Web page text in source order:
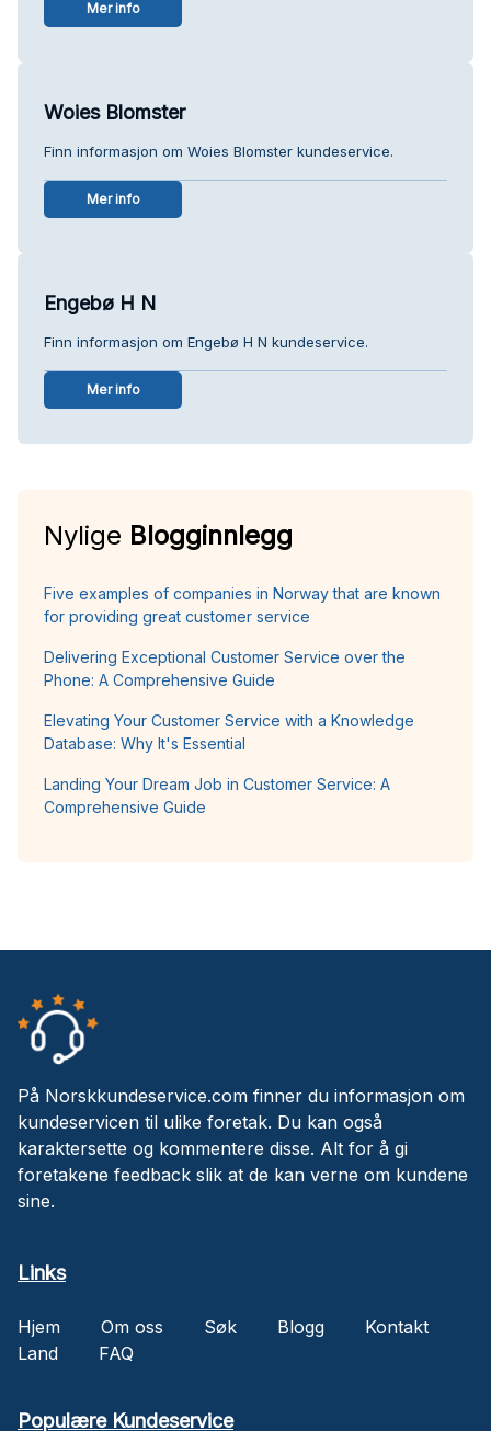
Mer info
Woies Blomster
Finn informasjon om Woies Blomster kundeservice.
Mer info
Engebø H N
Finn informasjon om Engebø H N kundeservice.
Mer info
Nylige Blogginnlegg
Five examples of companies in Norway that are known
for providing great customer service
Delivering Exceptional Customer Service over the
Phone: A Comprehensive Guide
Elevating Your Customer Service with a Knowledge
Database: Why It's Essential
Landing Your Dream Job in Customer Service: A
Comprehensive Guide
På Norskkundeservice.com finner du informasjon om
kundeservicen til ulike foretak. Du kan også
karaktersette og kommentere disse. Alt for å gi
foretakene feedback slik at de kan verne om kundene
sine.
Links
Hjem Om oss Søk Blogg
Kontakt
Land
FAQ
Populære Kundeservice